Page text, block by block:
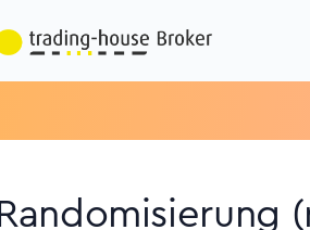
Randomisierung